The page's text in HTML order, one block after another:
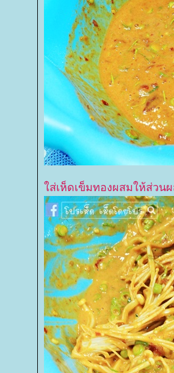
ส่เห็ดเข็มทองผสมให้ส่วน